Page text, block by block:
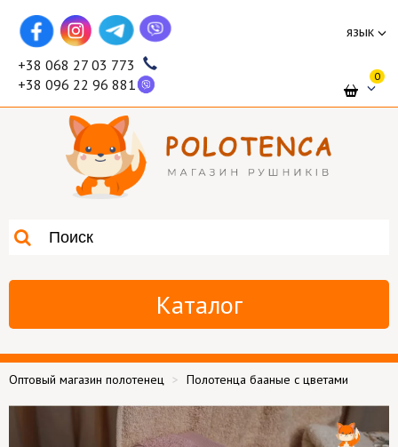
язык
+38 068 27 03 773
+38 096 22 96 881
0
Каталог
Оптовый магазин полотенец Полотенца бааные с цветами